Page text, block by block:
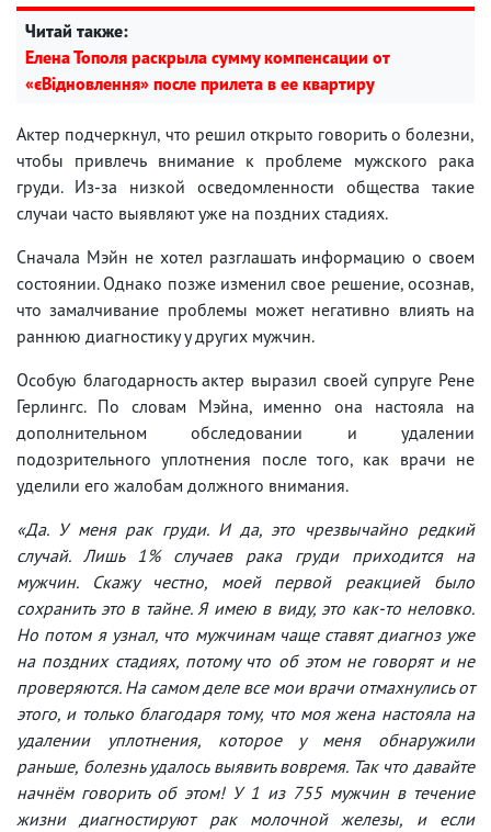
Читай также:
Елена Тополя раскрыла сумму компенсации от
«єВідновлення» после прилета в ее квартиру
Актер подчеркнул, что решил открыто говорить о болезни,
чтобы привлечь внимание к проблеме мужского рака
груди. Из-за низкой осведомленности общества такие
случаи часто выявляют уже на поздних стадиях.
Сначала Мэйн не хотел разглашать информацию о своем
состоянии. Однако позже изменил свое решение, осознав,
что замалчивание проблемы может негативно влиять на
раннюю диагностику у других мужчин.
Особую благодарность актер выразил своей супруге Рене
Герлингс. По словам Мэйна, именно она настояла на
дополнительном обследовании и удалении
подозрительного уплотнения после того, как врачи не
уделили его жалобам должного внимания.
«Да. У меня рак груди. И да, это чрезвычайно редкий
случай. Лишь 1% случаев рака груди приходится на
мужчин. Скажу честно, моей первой реакцией было
сохранить это в тайне. Я имею в виду, это как-то неловко.
Но потом я узнал, что мужчинам чаще ставят диагноз уже
на поздних стадиях, потому что об этом не говорят и не
проверяются. На самом деле все мои врачи отмахнулись от
этого, и только благодаря тому, что моя жена настояла на
удалении уплотнения, которое у меня обнаружили
раньше, болезнь удалось выявить вовремя. Так что давайте
начнём говорить об этом! У 1 из 755 мужчин в течение
жизни диагностируют рак молочной железы, и если